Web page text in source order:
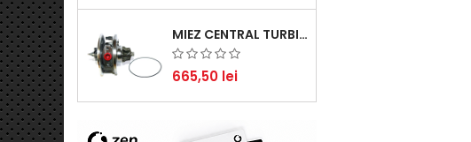
MIEZ CENTRAL TURBINĂ SUZUKI GRAND ESCUDO II 1.9 DDIS TRACȚIUNE INTEGRALĂ - MOTORIZARE 1.9L, 95 KW (129 CP)
665,50 lei